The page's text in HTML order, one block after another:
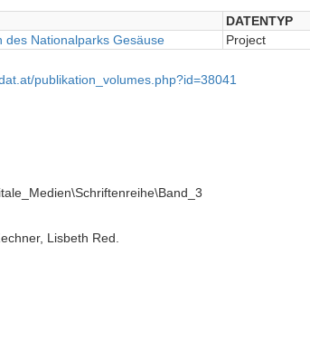
DATENTYP
des Nationalparks Gesäuse Project
publikation_volumes.php?id=38041
Lisbeth Red.